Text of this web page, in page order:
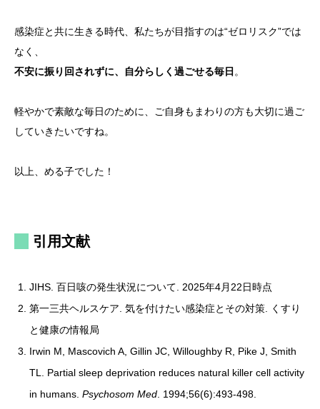
感染症と共に生きる時代、私たちが目指すのは“ゼロリスク”では
なく、
不安に振り回されずに、自分らしく過ごせる毎日 。
軽やかで素敵な毎日のために、ご自身もまわりの方も大切に過ご
していきたいですね。
以上、める子でした！
引用文献
JIHS. 百日咳の発生状況について. 2025年4月22日時点
第一三共ヘルスケア. 気を付けたい感染症とその対策. くすり
と健康の情報局
Irwin M, Mascovich A, Gillin JC, Willoughby R, Pike J, Smith
TL. Partial sleep deprivation reduces natural killer cell activity
in humans. Psychosom Med . 1994;56(6):493-498.